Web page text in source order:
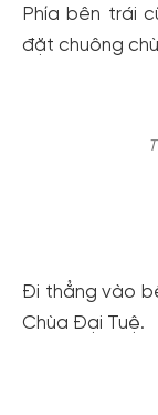
Phía bên trái
đặt chuông
Đi thẳng vào
Chùa Đại Tuệ.